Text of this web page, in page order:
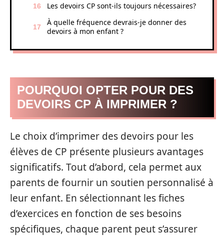
Les devoirs CP sont-ils toujours nécessaires?
À quelle fréquence devrais-je donner des
devoirs à mon enfant ?
POURQUOI OPTER POUR DES
DEVOIRS CP À IMPRIMER ?
Le choix d’imprimer des devoirs pour les
élèves de CP présente plusieurs avantages
significatifs. Tout d’abord, cela permet aux
parents de fournir un soutien personnalisé à
leur enfant. En sélectionnant les fiches
d’exercices en fonction de ses besoins
spécifiques, chaque parent peut s’assurer